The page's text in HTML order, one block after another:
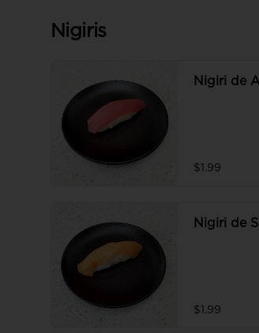
Nigiris
Nigiri de
$1.99
Nigiri de
$1.99